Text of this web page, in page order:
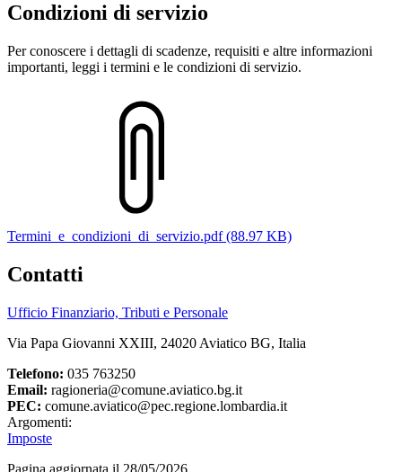
Condizioni di servizio
Per conoscere i dettagli di scadenze, requisiti e altre informazioni
importanti, leggi i termini e le condizioni di servizio.
Termini_e_condizioni_di_servizio.pdf (88.97 KB)
Contatti
Ufficio Finanziario, Tributi e Personale
Via Papa Giovanni XXIII, 24020 Aviatico BG, Italia
Telefono: 035 763250
Email: ragioneria@comune.aviatico.bg.it
PEC: comune.aviatico@pec.regione.lombardia.it
Argomenti:
Imposte